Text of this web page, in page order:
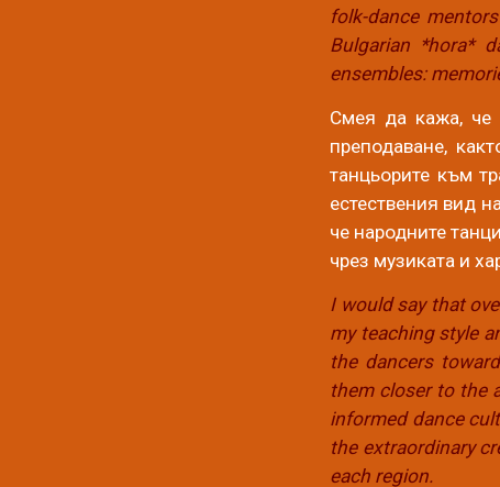
folk-dance
Bulgarian *hora*
ensembles:
Смея да кажа, че
преподаване,
танцьорите към
естествения вид
че народните
чрез музиката и
I would say that
my teaching style
the dancers
them closer to the
informed dance
the extraordinary
each region.